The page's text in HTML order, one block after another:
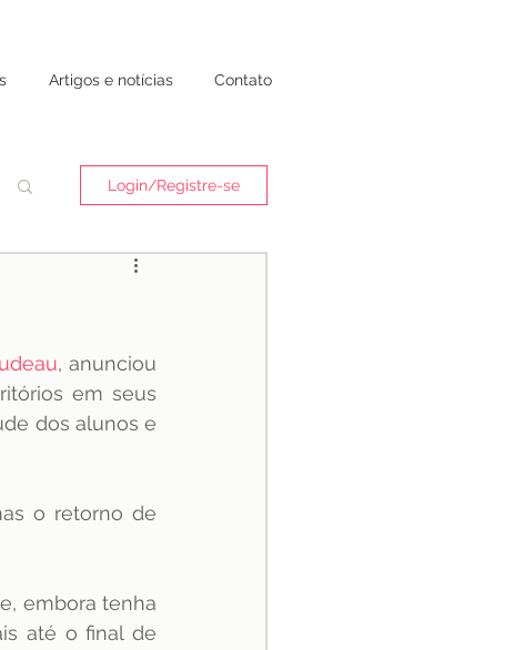
Artigos e notícias Contato
Login/Registre-se
, anunciou
em seus
dos alunos e
o retorno de
e, embora tenha
até o final de